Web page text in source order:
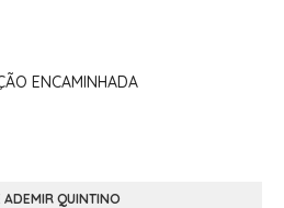
ENCAMINHADA
ADEMIR QUINTINO